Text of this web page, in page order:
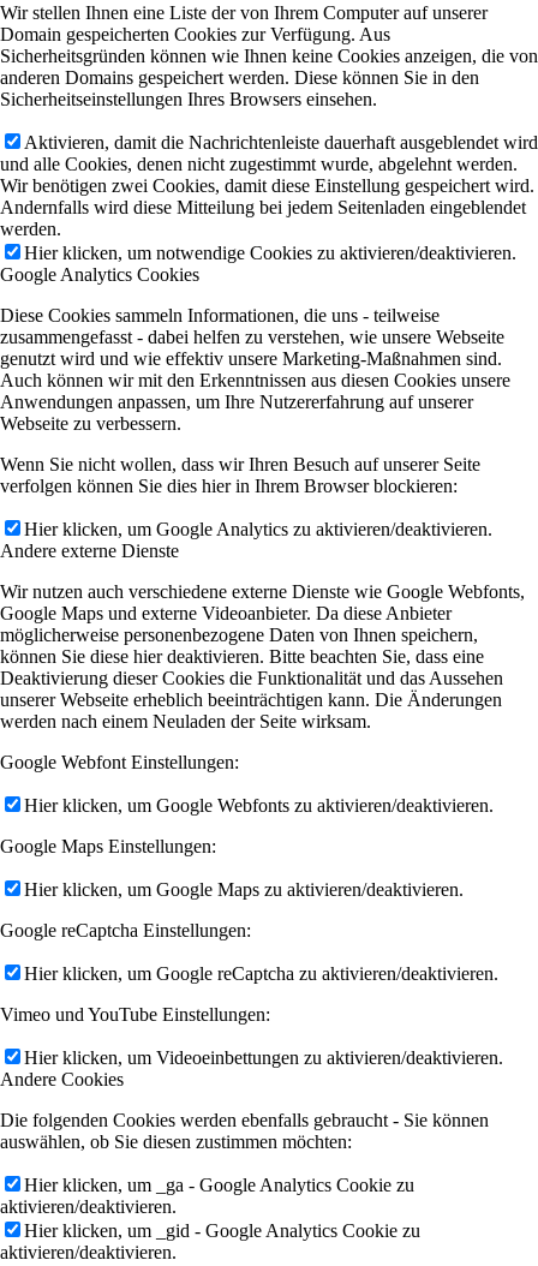
Wir stellen Ihnen eine Liste der von Ihrem Computer auf unserer
Domain gespeicherten Cookies zur Verfügung. Aus
Sicherheitsgründen können wie Ihnen keine Cookies anzeigen, die von
anderen Domains gespeichert werden. Diese können Sie in den
Sicherheitseinstellungen Ihres Browsers einsehen.
Aktivieren, damit die Nachrichtenleiste dauerhaft ausgeblendet wird
und alle Cookies, denen nicht zugestimmt wurde, abgelehnt werden.
Wir benötigen zwei Cookies, damit diese Einstellung gespeichert wird.
Andernfalls wird diese Mitteilung bei jedem Seitenladen eingeblendet
werden.
Hier klicken, um notwendige Cookies zu aktivieren/deaktivieren.
Google Analytics Cookies
Diese Cookies sammeln Informationen, die uns - teilweise
zusammengefasst - dabei helfen zu verstehen, wie unsere Webseite
genutzt wird und wie effektiv unsere Marketing-Maßnahmen sind.
Auch können wir mit den Erkenntnissen aus diesen Cookies unsere
Anwendungen anpassen, um Ihre Nutzererfahrung auf unserer
Webseite zu verbessern.
Wenn Sie nicht wollen, dass wir Ihren Besuch auf unserer Seite
verfolgen können Sie dies hier in Ihrem Browser blockieren:
Hier klicken, um Google Analytics zu aktivieren/deaktivieren.
Andere externe Dienste
Wir nutzen auch verschiedene externe Dienste wie Google Webfonts,
Google Maps und externe Videoanbieter. Da diese Anbieter
möglicherweise personenbezogene Daten von Ihnen speichern,
können Sie diese hier deaktivieren. Bitte beachten Sie, dass eine
Deaktivierung dieser Cookies die Funktionalität und das Aussehen
unserer Webseite erheblich beeinträchtigen kann. Die Änderungen
werden nach einem Neuladen der Seite wirksam.
Google Webfont Einstellungen:
Hier klicken, um Google Webfonts zu aktivieren/deaktivieren.
Google Maps Einstellungen:
Hier klicken, um Google Maps zu aktivieren/deaktivieren.
Google reCaptcha Einstellungen:
Hier klicken, um Google reCaptcha zu aktivieren/deaktivieren.
Vimeo und YouTube Einstellungen:
Hier klicken, um Videoeinbettungen zu aktivieren/deaktivieren.
Andere Cookies
Die folgenden Cookies werden ebenfalls gebraucht - Sie können
auswählen, ob Sie diesen zustimmen möchten:
Hier klicken, um _ga - Google Analytics Cookie zu
aktivieren/deaktivieren.
Hier klicken, um _gid - Google Analytics Cookie zu
aktivieren/deaktivieren.